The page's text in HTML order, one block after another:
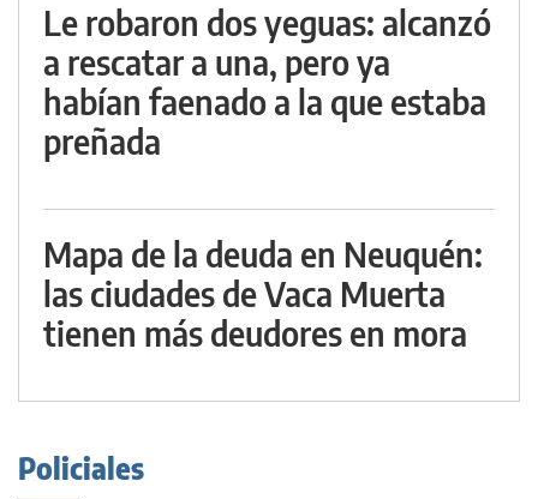
Le robaron dos yeguas: alcanzó
a rescatar a una, pero ya
habían faenado a la que estaba
preñada
Mapa de la deuda en Neuquén:
las ciudades de Vaca Muerta
tienen más deudores en mora
Policiales